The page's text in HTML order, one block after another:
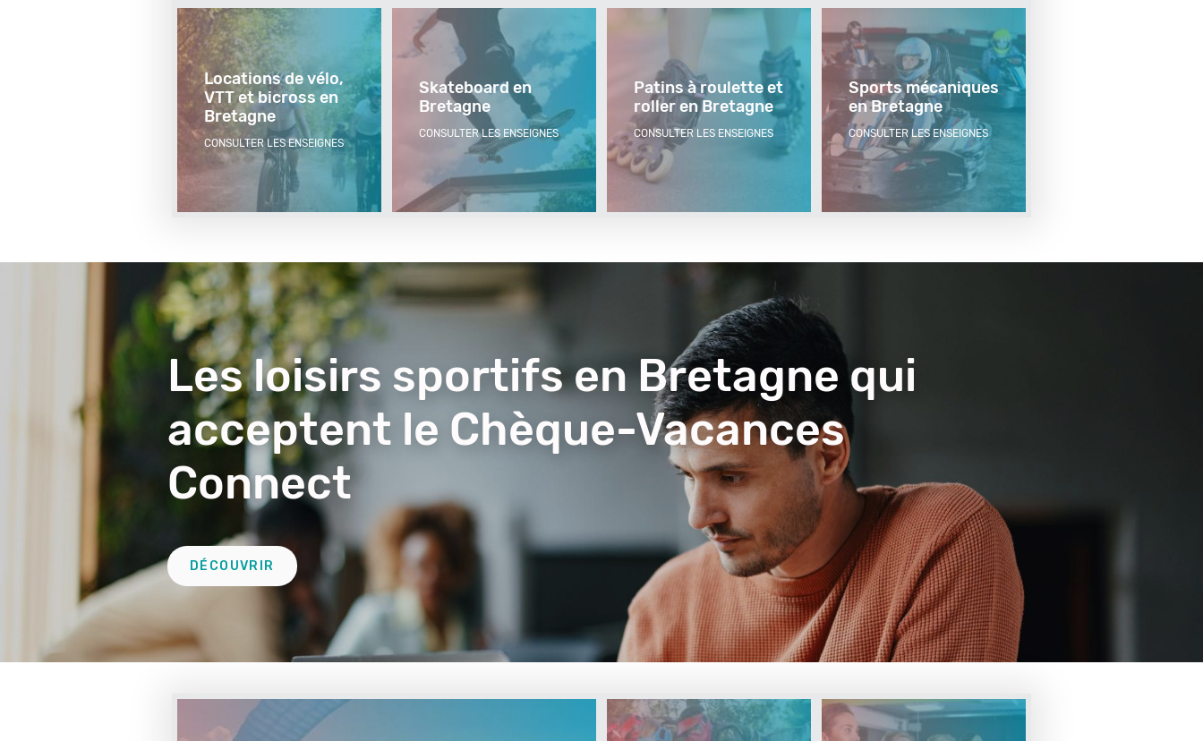
Locations de vélo,
VTT et bicross en
Bretagne
CONSULTER LES ENSEIGNES
Skateboard en
Bretagne
CONSULTER LES ENSEIGNES
Patins à roulette et
roller en Bretagne
CONSULTER LES ENSEIGNES
Sports mécaniques
en Bretagne
CONSULTER LES ENSEIGNES
Les loisirs sportifs en Bretagne qui
acceptent le Chèque-Vacances
Connect
DÉCOUVRIR